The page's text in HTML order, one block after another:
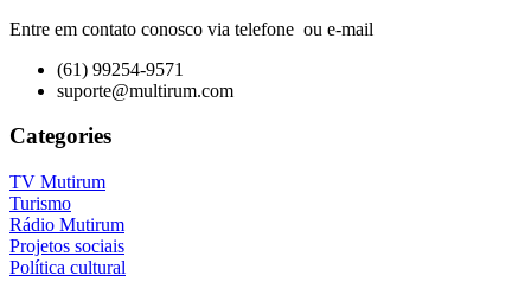
Entre em contato conosco via telefone ou e-mail
(61) 99254-9571
suporte@multirum.com
Categories
TV Mutirum
Turismo
Rádio Mutirum
Projetos sociais
Política cultural